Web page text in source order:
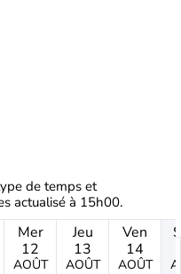
de temps et
actualisé à 15h00.
Mer
12
AOÛT
Jeu
13
AOÛT
Ven
14
AOÛT